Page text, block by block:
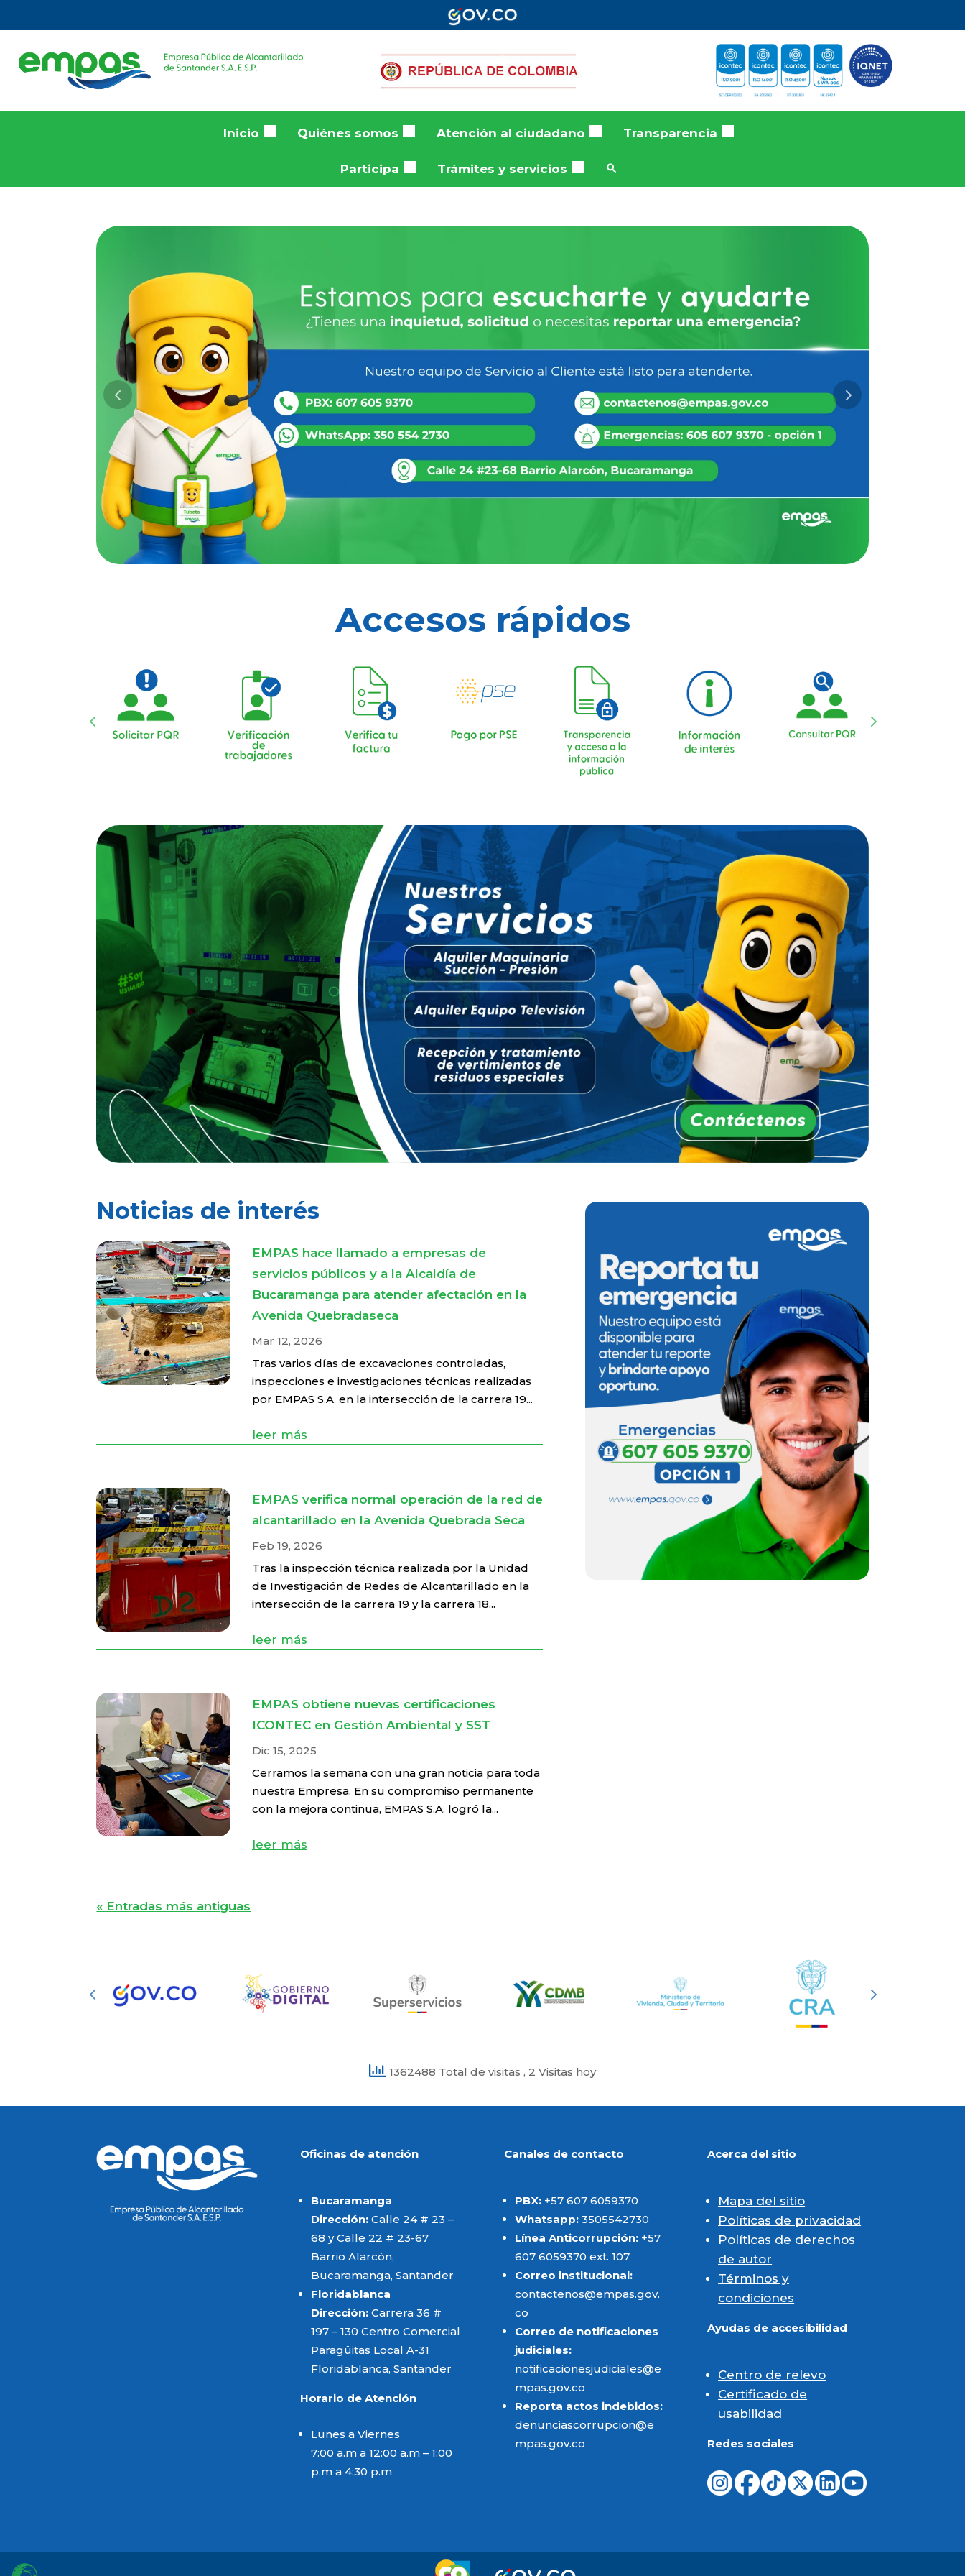
Inicio Quiénes somos Atención al ciudadano Transparencia
Participa Trámites y servicios
Accesos rápidos
Noticias de interés
EMPAS hace llamado a empresas de
servicios públicos y a la Alcaldía de
Bucaramanga para atender afectación en la
Avenida Quebradaseca
Mar 12, 2026
Tras varios días de excavaciones controladas,
inspecciones e investigaciones técnicas realizadas
por EMPAS S.A. en la intersección de la carrera 19...
leer más
EMPAS verifica normal operación de la red de
alcantarillado en la Avenida Quebrada Seca
Feb 19, 2026
Tras la inspección técnica realizada por la Unidad
de Investigación de Redes de Alcantarillado en la
intersección de la carrera 19 y la carrera 18...
leer más
EMPAS obtiene nuevas certificaciones
ICONTEC en Gestión Ambiental y SST
Dic 15, 2025
Cerramos la semana con una gran noticia para toda
nuestra Empresa. En su compromiso permanente
con la mejora continua, EMPAS S.A. logró la...
leer más
« Entradas más antiguas
1362488 Total de visitas , 2 Visitas hoy
Oficinas de atención
Bucaramanga
Dirección: Calle 24 # 23 –
68 y Calle 22 # 23-67
Barrio Alarcón,
Bucaramanga, Santander
Floridablanca
Dirección: Carrera 36 #
197 – 130 Centro Comercial
Paragüitas Local A-31
Floridablanca, Santander
Horario de Atención
Lunes a Viernes
7:00 a.m a 12:00 a.m – 1:00
p.m a 4:30 p.m
Canales de contacto
PBX:+57 607 6059370
Whatsapp:3505542730
Línea Anticorrupción:+57
607 6059370 ext. 107
Correo institucional:
contactenos@empas.gov.
co
Correo de notificaciones
judiciales:
notificacionesjudiciales@e
mpas.gov.co
Reporta actos indebidos:
denunciascorrupcion@e
mpas.gov.co
Acerca del sitio
Mapa del sitio
Políticas de privacidad
Políticas de derechos
de autor
Términos y
condiciones
Ayudas de accesibilidad
Centro de relevo
Certificado de
usabilidad
Redes sociales